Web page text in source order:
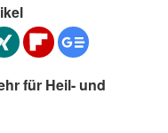
für Heil- und